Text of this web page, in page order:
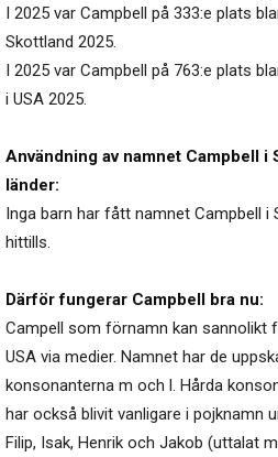
I 2025 var Campbell på 333:e plats
Skottland 2025.
I 2025 var Campbell på 763:e plats
i USA 2025.
Användning av namnet Campbell i
länder:
Inga barn har fått namnet Campbell i
hittills.
Därför fungerar Campbell bra nu:
Campell som förnamn kan sannolikt
USA via medier. Namnet har de
konsonanterna m och l. Hårda
har också blivit vanligare i pojknamn
Filip, Isak, Henrik och Jakob (uttalat